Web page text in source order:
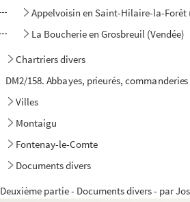
Appelvoisin en Saint-Hilaire-la-Forêt
La Boucherie en Grosbreuil (Vendée)
Chartriers divers
DM2/158. Abbayes, prieurés, commanderies
Villes
Montaigu
Fontenay-le-Comte
Documents divers
Deuxième partie - Documents divers - par